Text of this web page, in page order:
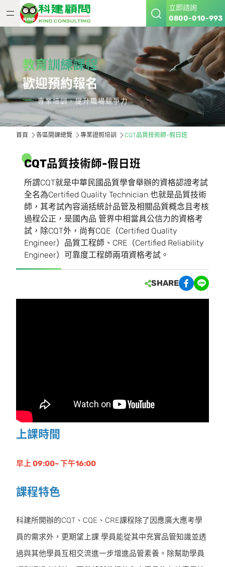
立即諮詢
0800-010-993
教育訓練課程
歡迎預約報名
專業培訓、提升職場競爭力
首頁 各區開課總覽 專業證照培訓 CQT品質技術師-假日班
CQT品質技術師-假 日 班
所謂CQT就是中華民國品質學會舉辦的資格認證考試
全名為Certified Quality Technician 也就是品質技術
師，其考試內容涵括統計品管及相關品質概念且考核
過程公正，是國內品 管界中相當具公信力的資格考
試，除CQT外，尚有CQE（Certified Quality
Engineer）品質工程師、CRE（Certified Reliability
Engineer）可靠度工程師兩項資格考試。
SHARE
上課時間
早上 09:00~ 下午16:00
課程特色
科建所開辦的CQT、CQE、CRE課程除了因應廣大應考學
員的需求外，更期望上課 學員能從其中充實品管知識並透
過與其他學員互相交流進一步增進品管素養。除幫助學員